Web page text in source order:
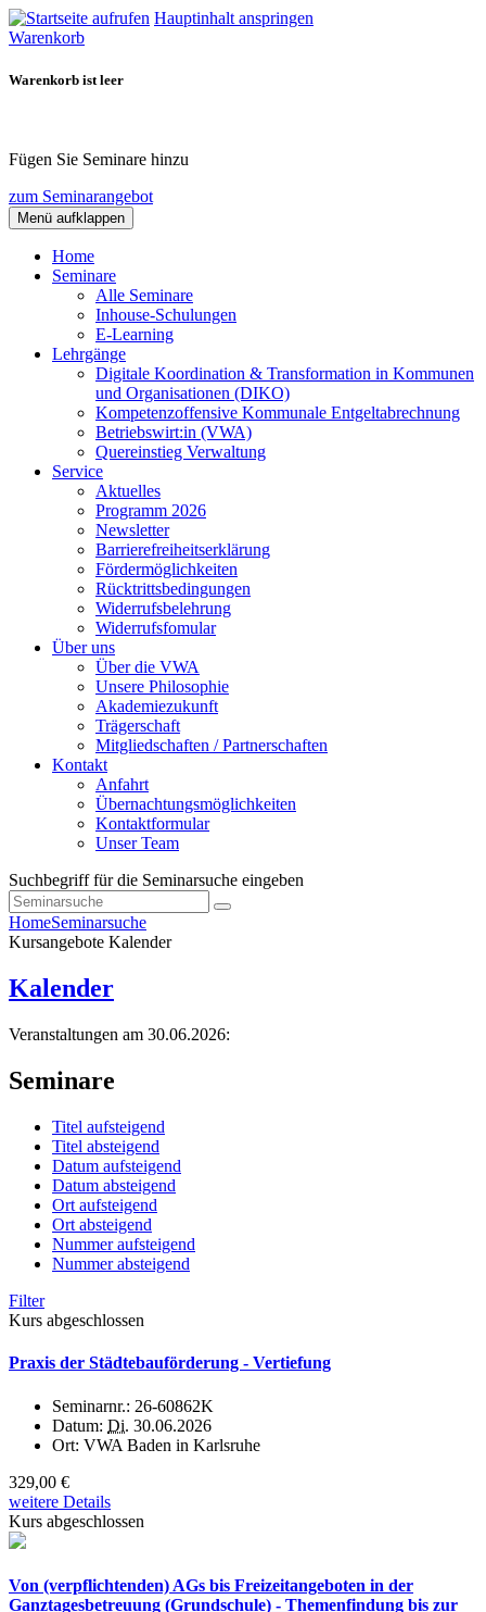
Hauptinhalt anspringen
Warenkorb
Warenkorb ist leer
Fügen Sie Seminare hinzu
zum Seminarangebot
Menü aufklappen
Home
Seminare
Alle Seminare
Inhouse-Schulungen
E-Learning
Lehrgänge
Digitale Koordination & Transformation in Kommunen
und Organisationen (DIKO)
Kompetenzoffensive Kommunale Entgeltabrechnung
Betriebswirt:in (VWA)
Quereinstieg Verwaltung
Service
Aktuelles
Programm 2026
Newsletter
Barrierefreiheitserklärung
Fördermöglichkeiten
Rücktrittsbedingungen
Widerrufsbelehrung
Widerrufsfomular
Über uns
Über die VWA
Unsere Philosophie
Akademiezukunft
Trägerschaft
Mitgliedschaften / Partnerschaften
Kontakt
Anfahrt
Übernachtungsmöglichkeiten
Kontaktformular
Unser Team
Suchbegriff für die Seminarsuche eingeben
HomeSeminarsuche
Kursangebote Kalender
Kalender
Veranstaltungen am 30.06.2026:
Seminare
Titel aufsteigend
Titel absteigend
Datum aufsteigend
Datum absteigend
Ort aufsteigend
Ort absteigend
Nummer aufsteigend
Nummer absteigend
Filter
Kurs abgeschlossen
Praxis der Städtebauförderung - Vertiefung
Seminarnr.: 26-60862K
Datum: Di. 30.06.2026
Ort: VWA Baden in Karlsruhe
329,00 €
weitere Details
Kurs abgeschlossen
Von (verpflichtenden) AGs bis Freizeitangeboten in der
Ganztagesbetreuung (Grundschule) - Themenfindung bis zur